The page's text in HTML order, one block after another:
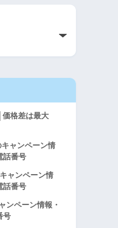
格差は最大
ャンペーン情
話番号
ャンペーン情
話番号
ンペーン情報・
号